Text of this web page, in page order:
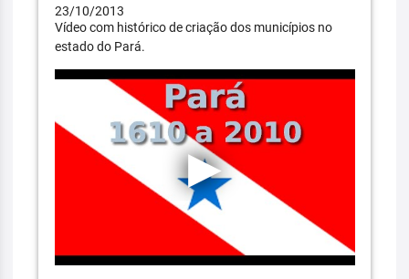
23/10/2013
Vídeo com histórico de criação dos municípios no
estado do Pará.